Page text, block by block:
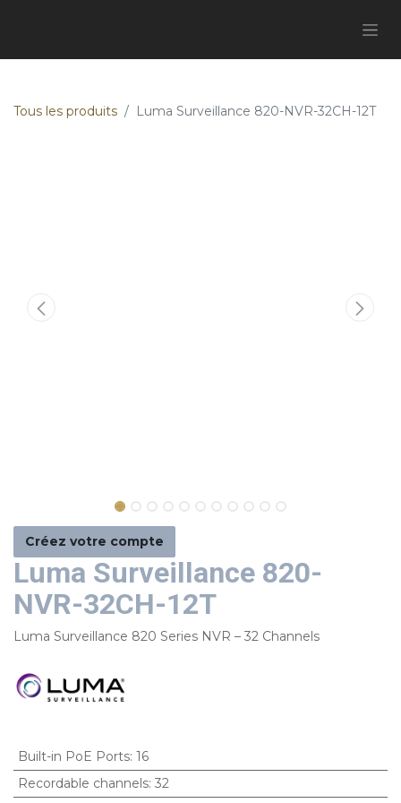
Tous les produits Luma Surveillance 820-NVR-32CH-12T
Créez votre compte
Luma Surveillance 820-
NVR-32CH-12T
Luma Surveillance 820 Series NVR – 32 Channels
Built-in PoE Ports: 16
Recordable channels: 32